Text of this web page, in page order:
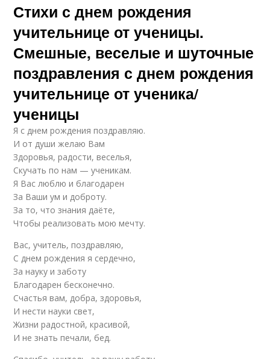
Стихи с днем рождения
учительнице от ученицы.
Смешные, веселые и шуточные
поздравления с днем рождения
учительнице от ученика/
ученицы
Я с днем рождения поздравляю.
И от души желаю Вам
Здоровья, радости, веселья,
Скучать по нам — ученикам.
Я Вас люблю и благодарен
За Ваши ум и доброту.
За то, что знания даёте,
Чтобы реализовать мою мечту.
Вас, учитель, поздравляю,
С днем рождения я сердечно,
За науку и заботу
Благодарен бесконечно.
Счастья вам, добра, здоровья,
И нести науки свет,
Жизни радостной, красивой,
И не знать печали, бед.